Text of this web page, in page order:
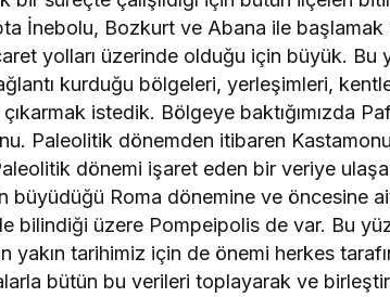
İnebolu, Bozkurt ve Abana ile
yolları üzerinde olduğu için büyük. Bu
kurduğu bölgeleri, yerleşimleri,
istedik. Bölgeye baktığımızda
Paleolitik dönemden itibaren
dönemi işaret eden bir veriye
büyüdüğü Roma dönemine ve öncesine ait
bilindiği üzere Pompeipolis de var. Bu
yakın tarihimiz için de önemi herkes
bütün bu verileri toplayarak ve